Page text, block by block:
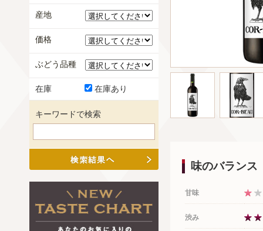
味のバランス
甘味
渋み
産地
価格
ぶどう品種
在庫 在庫あり
キーワードで検索